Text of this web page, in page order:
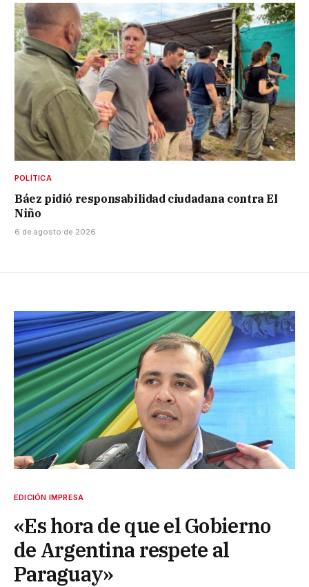
POLÍTICA
Báez pidió responsabilidad ciudadana contra El
Niño
6 de agosto de 2026
EDICIÓN IMPRESA
«Es hora de que el Gobierno
de Argentina respete al
Paraguay»